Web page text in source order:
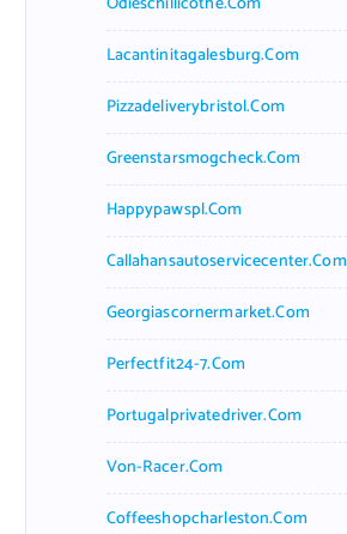
Lacantinitagalesburg.com
Pizzadeliverybristol.com
Greenstarsmogcheck.com
Happypawspl.com
Callahansautoservicecenter.com
Georgiascornermarket.com
Perfectfit24-7.com
Portugalprivatedriver.com
Von-Racer.com
Coffeeshopcharleston.com